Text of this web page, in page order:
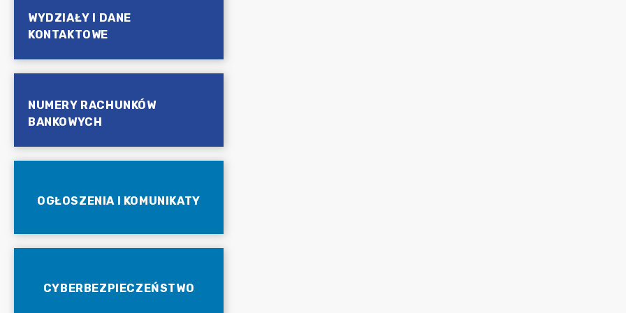
WYDZIAŁY I DANE
KONTAKTOWE
NUMERY RACHUNKÓW
BANKOWYCH
OGŁOSZENIA I KOMUNIKATY
CYBERBEZPIECZEŃSTWO